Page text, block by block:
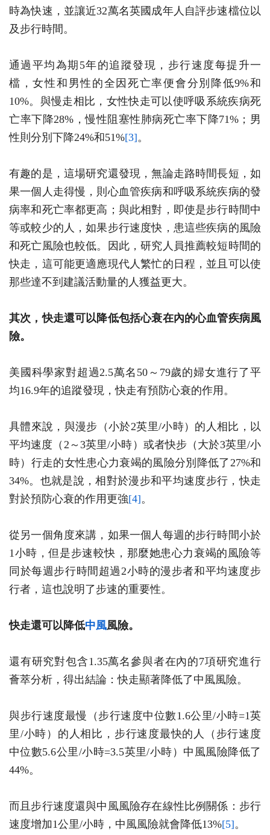
時為快速，並讓近32萬名英國成年人自評步速檔位以
及步行時間。
通過平均為期5年的追蹤發現，步行速度每提升一
檔，女性和男性 的全因死亡率便會分別降低9%和
10%。與慢走相比，女性快走可以使呼吸系統疾病死
亡率下降28%，慢性阻塞性肺病死亡率下降71%；男
性則分別下降24%和51%[3]。
有趣的是，這場研究還發現，無論走路時間長短，如
果一個人走得慢，則心血管疾病和呼吸系統疾病的發
病率和死亡率都更高；與此相對，即使是步行時間中
等或較少的人，如果步行速度快，患這些疾病的風險
和死亡風險也較低。因此，研究人員推薦較短時間的
快走，這可能更適應現代人繁忙的日程，並且可以使
那些達不到建議活動量的人獲益更大。
其次，快走還可以降低包括心衰在內的心血管疾病風
險。
美國科學家對超過2.5萬名50～79歲的婦女進行了平
均16.9年的追蹤發現，快走有預防心衰的作用。
具體來說，與漫步（小於2英里/小時）的人相比，以
平均速度（2～3英里/小時）或者快步（大於3英里/小
時）行走的女性患心力衰竭的風險分別降低了27%和
34%。也就是說，相對於漫步和平均速度步行，快走
對於預防心衰的作用更強[4]。
從另一個角度來講，如果一個人每週的步行時間小於
1小時，但是步速較快，那麼她患心力衰竭的風險等
同於每週步行時間超過2小時的漫步者和平均速度步
行者，這也說明了步速的重要性。
快走還可以降低中風風險。
還有研究對包含1.35萬名參與者在內的7項研究進行
薈萃分析，得出結論：快走顯著降低了中風風險。
與步行速度最慢（步行速度中位數1.6公里/小時=1英
里/小時）的人相比，步行速度最快的人（步行速度
中位數5.6公里/小時=3.5英里/小時）中風風險降低了
44%。
而且步行速度還與中風風險存在線性比例關係：步行
速度增加1公里/小時，中風風險就會降低13%[5]。